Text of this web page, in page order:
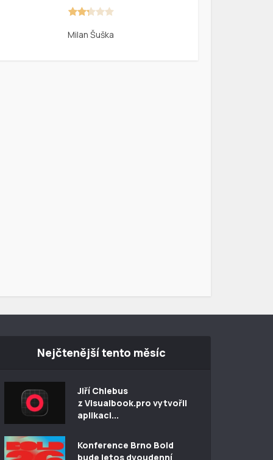
Milan Šuška
Nejčtenější tento měsíc
Jiří Chlebus
z Visualbook.pro vytvořil
aplikaci...
Konference Brno Bold
bude letos dvoudenní